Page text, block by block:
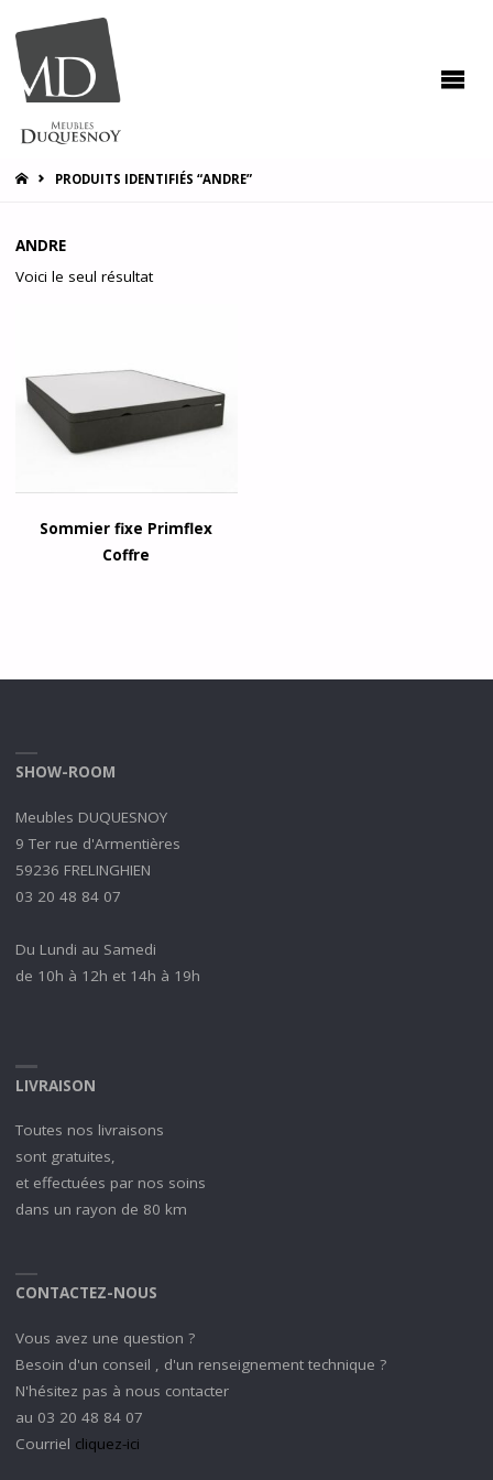
HOMEPRODUITS IDENTIFIÉS “ANDRE”
ANDRE
Voici le seul résultat
Sommier fixe Primflex
Coffre
SHOW-ROOM
Meubles DUQUESNOY
9 Ter rue d'Armentières
59236 FRELINGHIEN
03 20 48 84 07
Du Lundi au Samedi
de 10h à 12h et 14h à 19h
LIVRAISON
Toutes nos livraisons
sont gratuites,
et effectuées par nos soins
dans un rayon de 80 km
CONTACTEZ-NOUS
Vous avez une question ?
Besoin d'un conseil , d'un renseignement technique ?
N'hésitez pas à nous contacter
au 03 20 48 84 07
Courriel cliquez-ici